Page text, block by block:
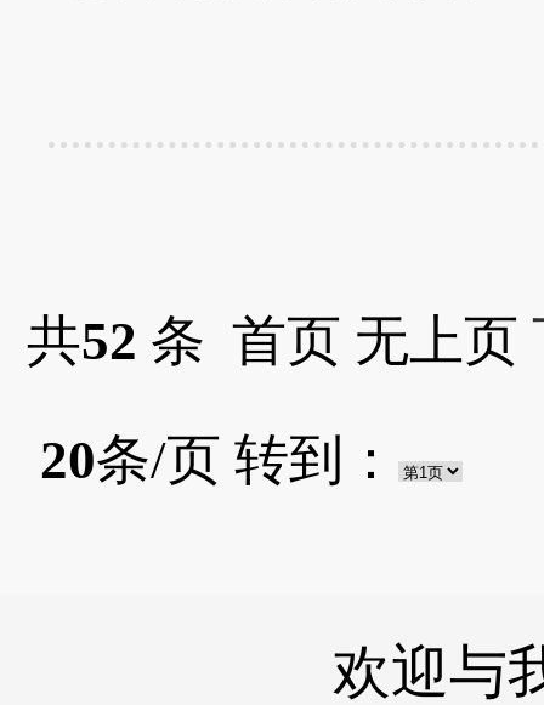
共52 条 首页 无上页
20条/页 转到：
欢迎与